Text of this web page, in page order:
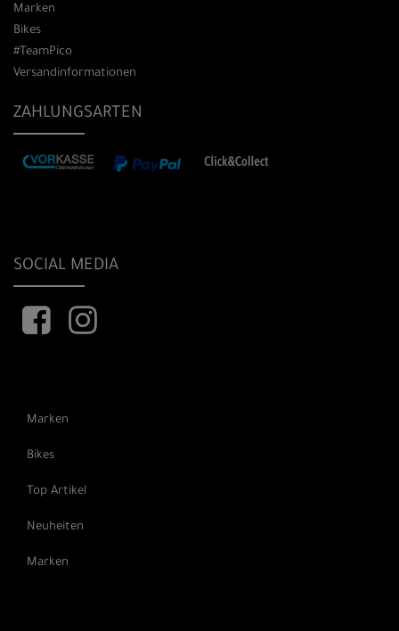
Marken
Bikes
#TeamPico
Versandinformationen
ZAHLUNGSARTEN
SOCIAL MEDIA
Marken
Bikes
Top Artikel
Neuheiten
Marken